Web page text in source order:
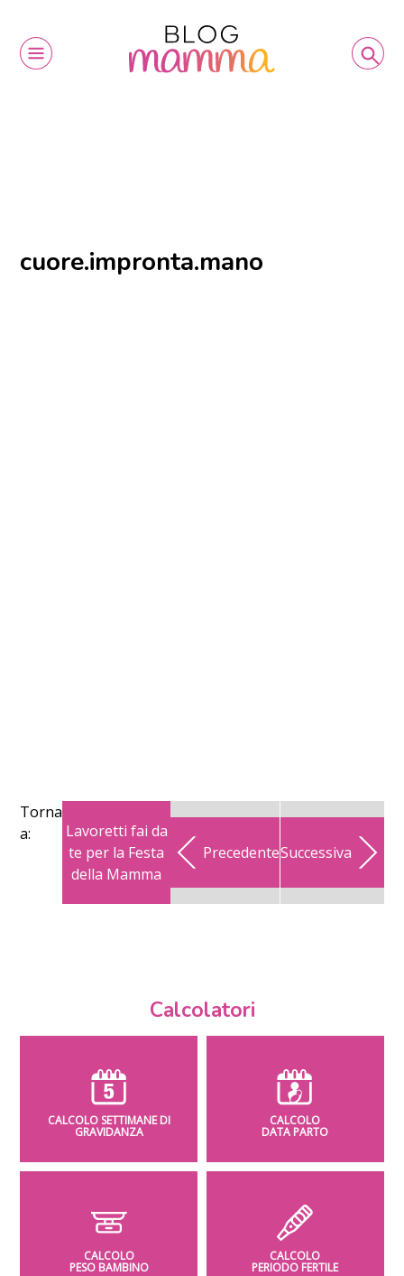
cuore.impronta.mano
Torna
a:
Lavoretti fai da
te per la Festa
della Mamma
PrecedenteSuccessiva
Calcolatori
CALCOLO SETTIMANE DI
GRAVIDANZA
CALCOLO
DATA PARTO
CALCOLO
PESO BAMBINO
CALCOLO
PERIODO FERTILE